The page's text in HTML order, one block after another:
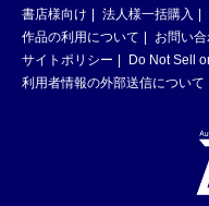
書店様向け
法人様一括購入
作品の利用について
お問い
サイトポリシー
Do Not Sell
利用者情報の外部送信について